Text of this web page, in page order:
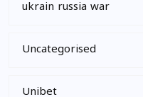
ukrain russia war
Uncategorised
Unibet